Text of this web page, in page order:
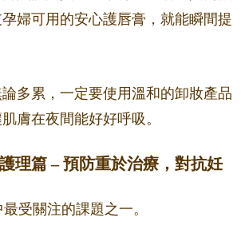
婦可用的安心護唇膏，就能瞬間提
論多累，一定要使用溫和的卸妝產品
膚在夜間能好好呼吸。
理篇 – 預防重於治療，對抗妊
受關注的課題之一。